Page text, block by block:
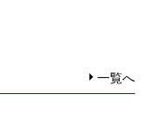
一覧へ